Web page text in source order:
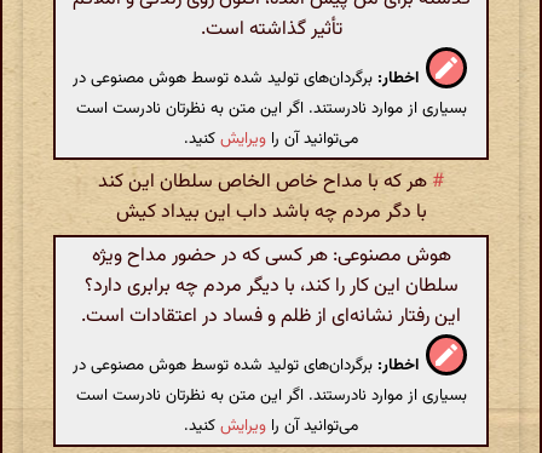
تأثیر گذاشته است.
اخطار: برگردان‌های تولید شده توسط هوش مصنوعی در
بسیاری از موارد نادرستند. اگر این متن به نظرتان نادرست است
می‌توانید آن را ویرایشکنید.
# هر که با مداح خاص الخاص سلطان این کند
با دگر مردم چه باشد داب این بیداد کیش
هوش مصنوعی: هر کسی که در حضور مداح ویژه
سلطان این کار را کند، با دیگر مردم چه برابری دارد؟
این رفتار نشانه‌ای از ظلم و فساد در اعتقادات است.
اخطار: برگردان‌های تولید شده توسط هوش مصنوعی در
بسیاری از موارد نادرستند. اگر این متن به نظرتان نادرست است
می‌توانید آن را ویرایشکنید.